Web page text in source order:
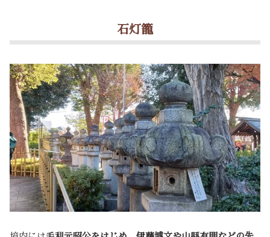
石灯籠